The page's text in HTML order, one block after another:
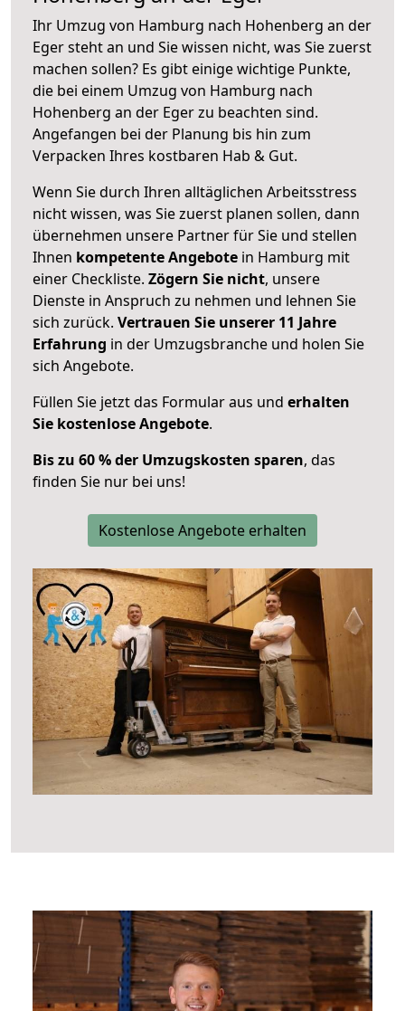
Ihr Umzug von Hamburg nach Hohenberg an der
Eger steht an und Sie wissen nicht, was Sie zuerst
machen sollen? Es gibt einige wichtige Punkte,
die bei einem Umzug von Hamburg nach
Hohenberg an der Eger zu beachten sind.
Angefangen bei der Planung bis hin zum
Verpacken Ihres kostbaren Hab & Gut.
Wenn Sie durch Ihren alltäglichen Arbeitsstress
nicht wissen, was Sie zuerst planen sollen, dann
übernehmen unsere Partner für Sie und stellen
Ihnen kompetente Angebote in Hamburg mit
einer Checkliste. Zögern Sie nicht, unsere
Dienste in Anspruch zu nehmen und lehnen Sie
sich zurück. Vertrauen Sie unserer 11 Jahre
Erfahrung in der Umzugsbranche und holen Sie
sich Angebote.
Füllen Sie jetzt das Formular aus und erhalten
Sie kostenlose Angebote.
Bis zu 60 % der Umzugskosten sparen, das
finden Sie nur bei uns!
Kostenlose Angebote erhalten